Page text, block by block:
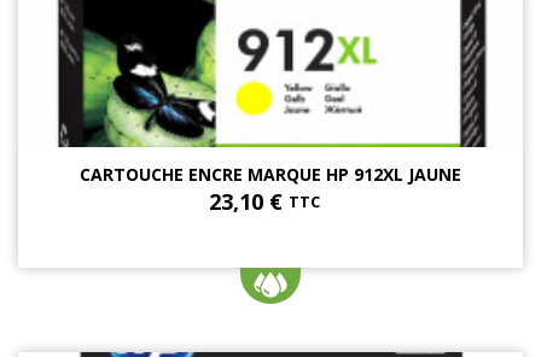
CARTOUCHE ENCRE MARQUE HP 912XL JAUNE
23,10 € TTC